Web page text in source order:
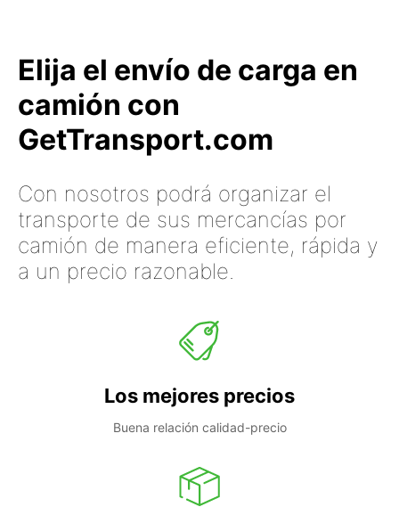
Elija el envío de carga en
camión con
GetTransport.com
Con nosotros podrá organizar el
transporte de sus mercancías por
camión de manera eficiente, rápida y
a un precio razonable.
Los mejores precios
Buena relación calidad-precio